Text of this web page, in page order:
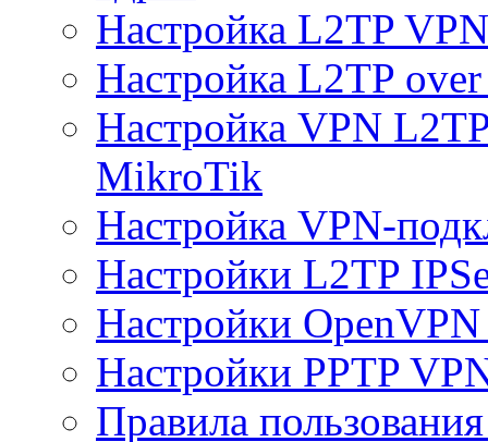
Настройка L2TP
Настройка L2TP
Настройка VPN
MikroTik
Настройка VPN-
Настройки L2TP
Настройки
Настройки PPTP
Правила